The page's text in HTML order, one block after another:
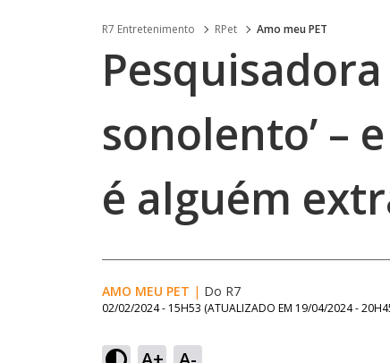
R7 Entretenimento RPet Amo meu PET
sonolento’ –
é alguém
AMO MEU PET | Do R7
02/02/2024 - 15H53 (ATUALIZADO EM 19/04/2024 -